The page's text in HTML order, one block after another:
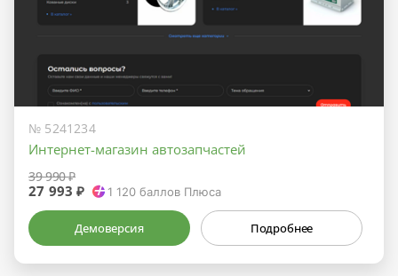
№ 5241234
Интернет-магазин автозапчастей
39 990 ₽
27 993 ₽ 1 120баллов Плюса
Демоверсия Подробнее